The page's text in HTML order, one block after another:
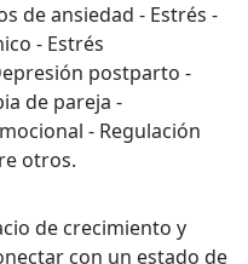
de ansiedad - Estrés -
- Estrés
postparto -
de pareja -
- Regulación
otros.
de crecimiento y
con un estado de